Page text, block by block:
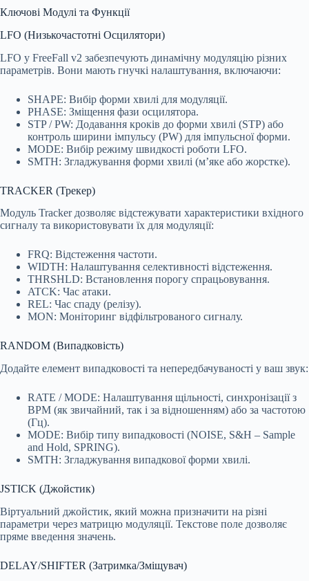
Ключові Модулі та Функції
LFO (Низькочастотні Осцилятори)
LFO у FreeFall v2 забезпечують динамічну модуляцію різних
параметрів. Вони мають гнучкі налаштування, включаючи:
SHAPE: Вибір форми хвилі для модуляції.
PHASE: Зміщення фази осцилятора.
STP / PW: Додавання кроків до форми хвилі (STP) або
контроль ширини імпульсу (PW) для імпульсної форми.
MODE: Вибір режиму швидкості роботи LFO.
SMTH: Згладжування форми хвилі (м’яке або жорстке).
TRACKER (Трекер)
Модуль Tracker дозволяє відстежувати характеристики вхідного
сигналу та використовувати їх для модуляції:
FRQ: Відстеження частоти.
WIDTH: Налаштування селективності відстеження.
THRSHLD: Встановлення порогу спрацьовування.
ATCK: Час атаки.
REL: Час спаду (релізу).
MON: Моніторинг відфільтрованого сигналу.
RANDOM (Випадковість)
Додайте елемент випадковості та непередбачуваності у ваш звук:
RATE / MODE: Налаштування щільності, синхронізації з
BPM (як звичайний, так і за відношенням) або за частотою
(Гц).
MODE: Вибір типу випадковості (NOISE, S&H – Sample
and Hold, SPRING).
SMTH: Згладжування випадкової форми хвилі.
JSTICK (Джойстик)
Віртуальний джойстик, який можна призначити на різні
параметри через матрицю модуляції. Текстове поле дозволяє
пряме введення значень.
DELAY/SHIFTER (Затримка/Зміщувач)